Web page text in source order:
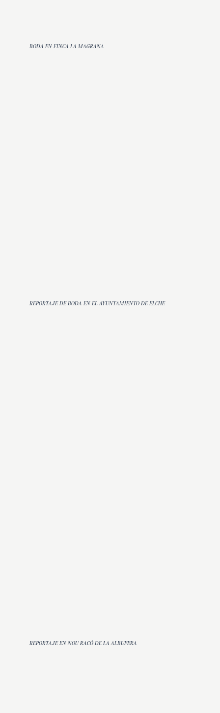
BODA EN FINCA LA MAGRANA
REPORTAJE DE BODA EN EL AYUNTAMIENTO DE ELCHE
REPORTAJE EN NOU RACÓ DE LA ALBUFERA